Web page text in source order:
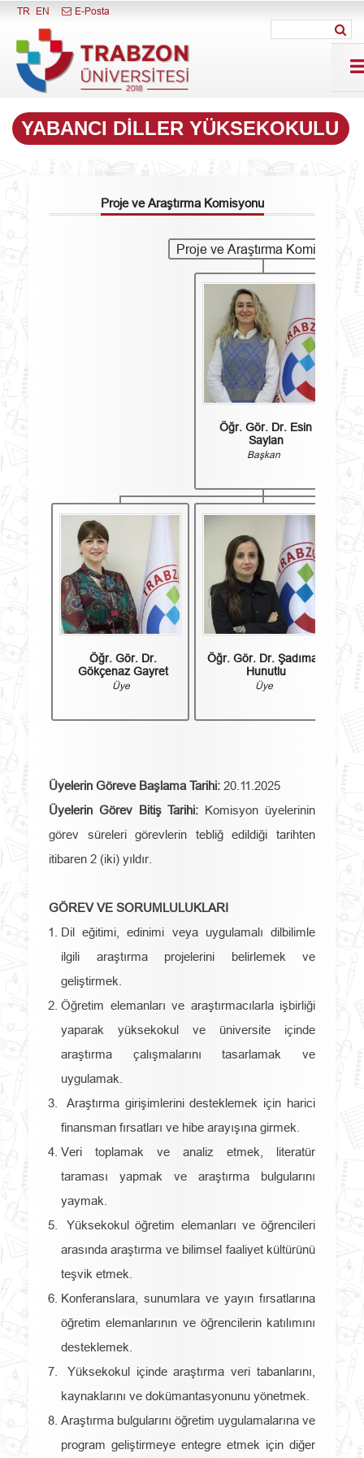
Menüyü Kapat
TR EN E-Posta
YABANCI DILLER YÜKSEKOKULU
Proje ve Araştırma Komisyonu
Proje ve Araştırma Komisyonu
Öğr. Gör. Dr. Esin
Saylan
Başkan
Öğr. Gör. Dr.
Gökçenaz Gayret
Üye
Öğr. Gör. Dr. Şadıman
Hunutlu
Üye
Üyelerin Göreve Başlama Tarihi: 20.11.2025
Üyelerin Görev Bitiş Tarihi: Komisyon üyelerinin
görev süreleri görevlerin tebliğ edildiği tarihten
itibaren 2 (iki) yıldır.
GÖREV VE SORUMLULUKLARI
Dil eğitimi, edinimi veya uygulamalı dilbilimle
ilgili araştırma projelerini belirlemek ve
geliştirmek.
Öğretim elemanları ve araştırmacılarla işbirliği
yaparak yüksekokul ve üniversite içinde
araştırma çalışmalarını tasarlamak ve
uygulamak.
Araştırma girişimlerini desteklemek için harici
finansman fırsatları ve hibe arayışına girmek.
Veri toplamak ve analiz etmek, literatür
taraması yapmak ve araştırma bulgularını
yaymak.
Yüksekokul öğretim elemanları ve öğrencileri
arasında araştırma ve bilimsel faaliyet kültürünü
teşvik etmek.
Konferanslara, sunumlara ve yayın fırsatlarına
öğretim elemanlarının ve öğrencilerin katılımını
desteklemek.
Yüksekokul içinde araştırma veri tabanlarını,
kaynaklarını ve dokümantasyonunu yönetmek.
Araştırma bulgularını öğretim uygulamalarına ve
program geliştirmeye entegre etmek için diğer